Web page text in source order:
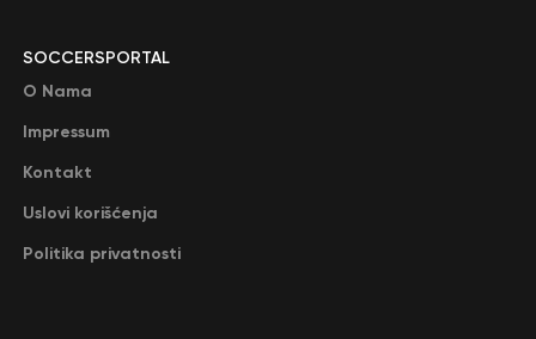
SOCCERSPORTAL
O Nama
Impressum
Kontakt
Uslovi korišćenja
Politika privatnosti